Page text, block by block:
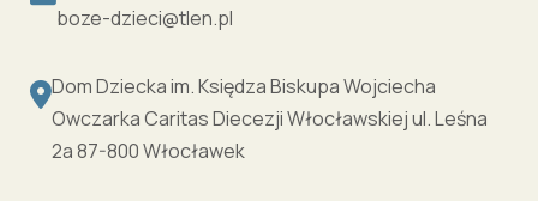
boze-dzieci@tlen.pl
Dom Dziecka im. Księdza Biskupa Wojciecha
Owczarka Caritas Diecezji Włocławskiej ul. Leśna
2a 87-800 Włocławek